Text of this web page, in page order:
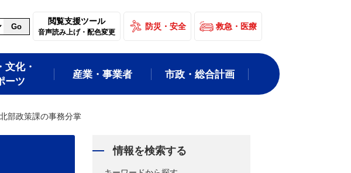
Go
閲覧支援ツール
音声読み上げ・配色変更
防災・安全 救急・医療
文化・
ーツ
産業・事業者 市政・総合計画
北部政策課の事務分掌
情報を検索する